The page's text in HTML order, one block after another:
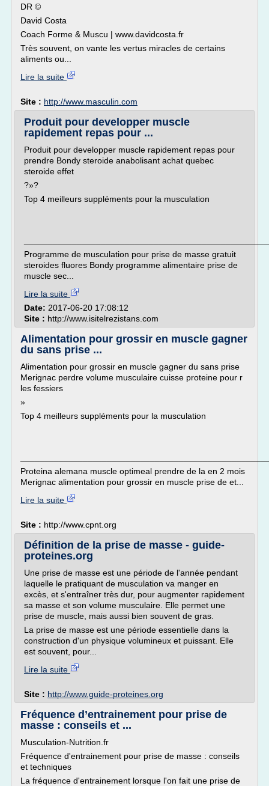
DR ©
David Costa
Coach Forme & Muscu | www.davidcosta.fr
Très souvent, on vante les vertus miracles de certains
aliments ou...
Lire la suite
Site : http://www.masculin.com
Produit pour developper muscle
rapidement repas pour ...
Produit pour developper muscle rapidement repas pour
prendre Bondy steroide anabolisant achat quebec
steroide effet
?»?
Top 4 meilleurs suppléments pour la musculation
Programme de musculation pour prise de masse gratuit
steroides fluores Bondy programme alimentaire prise de
muscle sec...
Lire la suite
Date: 2017-06-20 17:08:12
Site : http://www.isitelrezistans.com
Alimentation pour grossir en muscle gagner
du sans prise ...
Alimentation pour grossir en muscle gagner du sans prise
Merignac perdre volume musculaire cuisse proteine pour r
les fessiers
»
Top 4 meilleurs suppléments pour la musculation
Proteina alemana muscle optimeal prendre de la en 2 mois
Merignac alimentation pour grossir en muscle prise de et...
Lire la suite
Site : http://www.cpnt.org
Définition de la prise de masse - guide-
proteines.org
Une prise de masse est une période de l'année pendant
laquelle le pratiquant de musculation va manger en
excès, et s'entraîner très dur, pour augmenter rapidement
sa masse et son volume musculaire. Elle permet une
prise de muscle, mais aussi bien souvent de gras.
La prise de masse est une période essentielle dans la
construction d'un physique volumineux et puissant. Elle
est souvent, pour...
Lire la suite
Site : http://www.guide-proteines.org
Fréquence d’entrainement pour prise de
masse : conseils et ...
Musculation-Nutrition.fr
Fréquence d'entrainement pour prise de masse : conseils
et techniques
La fréquence d'entrainement lorsque l'on fait une prise de